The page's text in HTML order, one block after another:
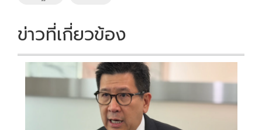
k k
ข่าวที่เกี่ยวข้อง